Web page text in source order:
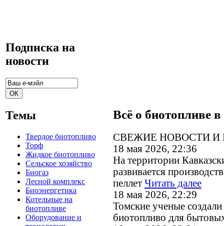
Подписка на
новости
Темы
Твердое биотопливо
Торф
Жидкое биотопливо
Сельское хозяйство
Биогаз
Лесной комплекс
Биоэнергетика
Котельные на
биотопливе
Оборудование и
Всё о биотопливе
СВЕЖИЕ НОВОСТИ
18 мая 2026, 22:36
На территории
развивается
пеллет Читать далее
18 мая 2026, 22:29
Томские ученые
биотопливо для